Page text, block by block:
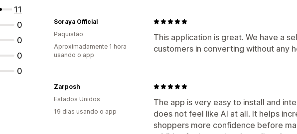
11
0
0
0
0
This application is great. We have a
customers in converting without any
Soraya Official
Paquistão
Aproximadamente 1 hora
usando o app
The app is very easy to install and
does not feel like AI at all. It helps
shoppers more confidence before
Zarposh
Estados Unidos
19 dias usando o app